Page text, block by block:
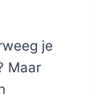
je
Maar